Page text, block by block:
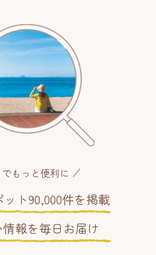
もっと便利に
ト90,000件を掲載
報を毎日お届け